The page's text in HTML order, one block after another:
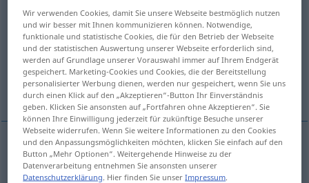
hitzig, heftig, erregt
erhitzt, ärgerlich, gereizt, reizbar
Weitere Übersetzungen...
(lau)warm warm
Wir verwenden Cookies, damit Sie unsere Webseite bestmöglich nutzen
und wir besser mit Ihnen kommunizieren können. Notwendige,
funktionale und statistische Cookies, die für den Betrieb der Webseite
und der statistischen Auswertung unserer Webseite erforderlich sind,
werden auf Grundlage unserer Vorauswahl immer auf Ihrem Endgerät
gespeichert. Marketing-Cookies und Cookies, die der Bereitstellung
personalisierter Werbung dienen, werden nur gespeichert, wenn Sie uns
durch einen Klick auf den „Akzeptieren“-Button Ihr Einverständnis
geben. Klicken Sie ansonsten auf „Fortfahren ohne Akzeptieren“. Sie
können Ihre Einwilligung jederzeit für zukünftige Besuche unserer
Webseite widerrufen. Wenn Sie weitere Informationen zu den Cookies
und den Anpassungsmöglichkeiten möchten, klicken Sie einfach auf den
Button „Mehr Optionen“. Weitergehende Hinweise zu der
Datenverarbeitung entnehmen Sie ansonsten unserer
Datenschutzerklärung. Hier finden Sie unserImpressum.